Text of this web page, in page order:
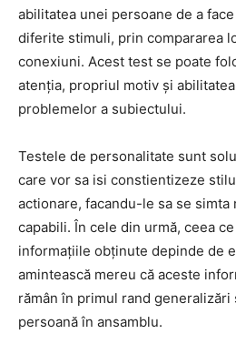
abilitatea unei persoane de a
diferite stimuli, prin compararea
conexiuni. Acest test se poate
atenția, propriul motiv și
problemelor a subiectului.
Testele de personalitate sunt
care vor sa isi constientizeze
actionare, facandu-le sa se simta
capabili. În cele din urmă, ceea
informațiile obținute depinde de
amintească mereu că aceste
rămân în primul rand generalizări
persoană în ansamblu.